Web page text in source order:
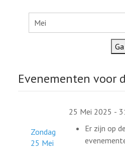
Evenementen voor
25 Mei 2025 -
Zondag
25 Mei
Er zijn op